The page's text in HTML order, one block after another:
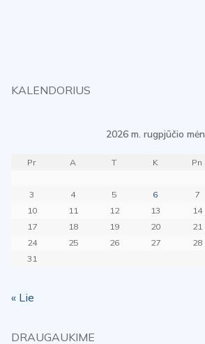
KALENDORIUS
2026 m. rugpjūčio mėn.
Pr A T K Pn
3
4 5 6 7
10
11 12 13 14
17
18 19 20 21
24
25 26 27 28
31
« Lie
DRAUGAUKIME